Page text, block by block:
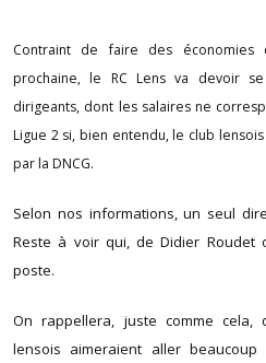
Contraint de faire des économies
prochaine, le RC Lens va devoir
dirigeants, dont les salaires ne
Ligue 2 si, bien entendu, le club
par la DNCG.
Selon nos informations, un seul
Reste à voir qui, de Didier Roudet
poste.
On rappellera, juste comme cela,
lensois aimeraient aller